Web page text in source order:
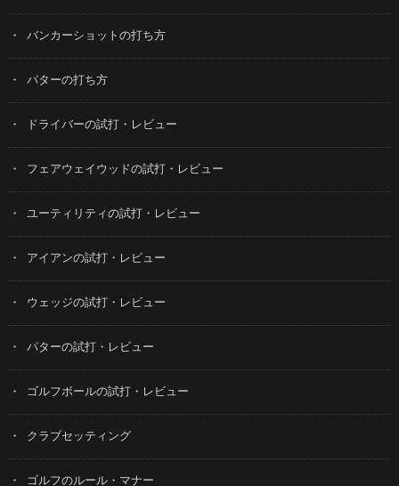
バンカーショットの打ち方
パターの打ち方
ドライバーの試打・レビュー
フェアウェイウッドの試打・レビュー
ユーティリティの試打・レビュー
アイアンの試打・レビュー
ウェッジの試打・レビュー
パターの試打・レビュー
ゴルフボールの試打・レビュー
クラブセッティング
ゴルフのルール・マナー